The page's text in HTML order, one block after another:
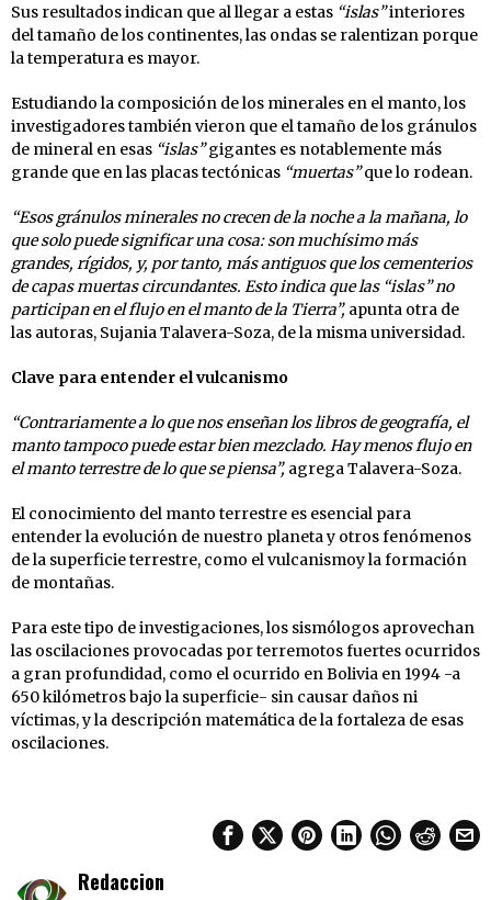
Sus resultados indican que al llegar a estas “islas”interiores
del tamaño de los continentes, las ondas se ralentizan porque
la temperatura es mayor.
Estudiando la composición de los minerales en el manto, los
investigadores también vieron que el tamaño de los gránulos
de mineral en esas “islas”gigantes es notablemente más
grande que en las placas tectónicas “muertas”que lo rodean.
“Esos gránulos minerales no crecen de la noche a la mañana, lo
que solo puede significar una cosa: son muchísimo más
grandes, rígidos, y, por tanto, más antiguos que los cementerios
de capas muertas circundantes. Esto indica que las “islas” no
participan en el flujo en el manto de la Tierra”, apunta otra de
las autoras, Sujania Talavera-Soza, de la misma universidad.
Clave para entender el vulcanismo
“Contrariamente a lo que nos enseñan los libros de geografía, el
manto tampoco puede estar bien mezclado. Hay menos flujo en
el manto terrestre de lo que se piensa”, agrega Talavera-Soza.
El conocimiento del manto terrestre es esencial para
entender la evolución de nuestro planeta y otros fenómenos
de la superficie terrestre, como el vulcanismoy la formación
de montañas.
Para este tipo de investigaciones, los sismólogos aprovechan
las oscilaciones provocadas por terremotos fuertes ocurridos
a gran profundidad, como el ocurrido en Bolivia en 1994 -a
650 kilómetros bajo la superficie- sin causar daños ni
víctimas, y la descripción matemática de la fortaleza de esas
oscilaciones.
Redaccion